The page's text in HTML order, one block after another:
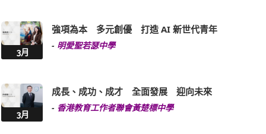
3月
強項為本 多元創優 打造 AI 新世代青年
- 明愛聖若瑟中學
3月
成長、成功、成才 全面發展 迎向未來
- 香港教育工作者聯會黃楚標中學